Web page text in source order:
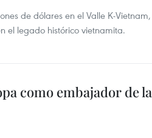
de dólares en el Valle K-
el legado histórico vietnamita.
como embajador de la